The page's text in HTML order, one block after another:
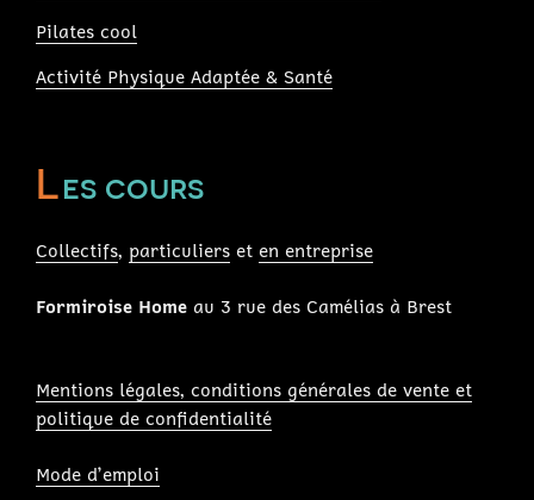
Pilates cool
Activité Physique Adaptée & Santé
Les cours
Collectifs, particuliers et en entreprise
Formiroise Home au 3 rue des Camélias à Brest
Mentions légales, conditions générales de vente et
politique de confidentialité
Mode d’emploi